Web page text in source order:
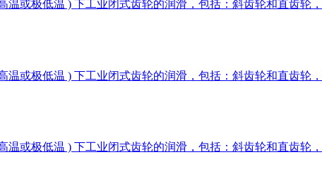
或极低温 ) 下工业闭式齿轮的润滑，包括：斜齿轮和直齿轮
或极低温 ) 下工业闭式齿轮的润滑，包括：斜齿轮和直齿轮
或极低温 ) 下工业闭式齿轮的润滑，包括：斜齿轮和直齿轮